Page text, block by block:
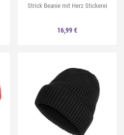
Strick Beanie mit Herz Stickerei
16,99 €